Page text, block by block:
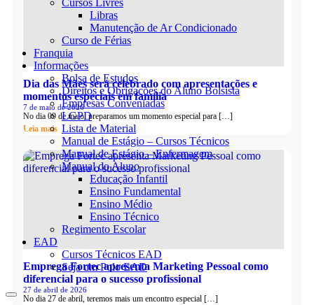
Cursos Livres
Libras
Manutenção de Ar Condicionado
Curso de Férias
Franquia
Informações
Bolsa de Estudos
Direitos e Obrigações do Aluno Bolsista
Empresas Conveniadas
LGPD
Lista de Material
Manual de Estágio – Cursos Técnicos
Manual de Estágio – Enfermagem
Manual do Aluno
Educação Infantil
Ensino Fundamental
Ensino Médio
Ensino Técnico
Regimento Escolar
EAD
Cursos Técnicos EAD
Seja um Polo EAD
Dia das Mães será celebrado com apresentações e
momentos especiais em família
7 de maio de 2026
No dia 09 de maio, preparamos um momento especial para […]
Leia mais
Emprega Fortec apresenta Marketing Pessoal como
diferencial para o sucesso profissional
27 de abril de 2026
No dia 27 de abril, teremos mais um encontro especial […]